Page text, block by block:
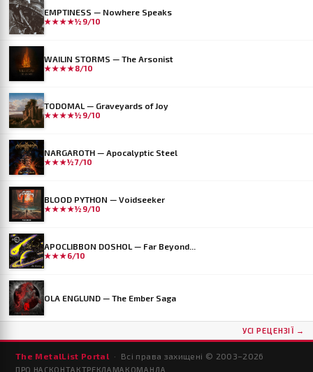
EMPTINESS — Nowhere Speaks
★★★★½ 9/10
WAILIN STORMS — The Arsonist
★★★★8/10
TODOMAL — Graveyards of Joy
★★★★½ 9/10
NARGAROTH — Apocalyptic Steel
★★★½7/10
BLOOD PYTHON — Voidseeker
★★★★½ 9/10
APOCLIBBON DOSHOL — Far Beyond...
★★★6/10
OLA ENGLUND — The Ember Saga
УСІ РЕЦЕНЗІЇ →
The MetalList Portal · Всі права захищені © 2003–2026
ПРО НАСКОНТАКТРЕКЛАМА КОМАНДА